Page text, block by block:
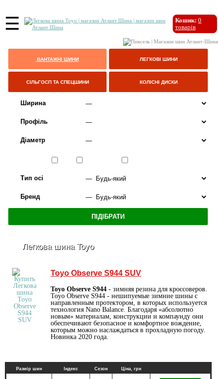
☰ Кошик: 0
товарів
ВАНТАЖНІ ШИНИ ЛЕГКОВІ ШИНИ
СІЛЬГОСП ТА СПЕЦШИНИ КОЛІСНІ ДИСКИ
Ширина
Профіль
Діаметр
Тип осі
Бренд
Легкова шина Toyo
Toyo Observe S944 SUV
Toyo Observe S944 - зимняя резина для кроссоверов.
Toyo Observe S944 - нешипуемые зимние шины с
направленным протектором, в которых используется
технология Nano Balance. Благодаря «абсолютно
новым» материалам, конструкции и компаунду они
обеспечивают безопасное и комфортное вождение,
которым можно наслаждаться в прохладную погоду.
Новинка 2020 года.
Размір шин Індекс Сезон Ціна, грн